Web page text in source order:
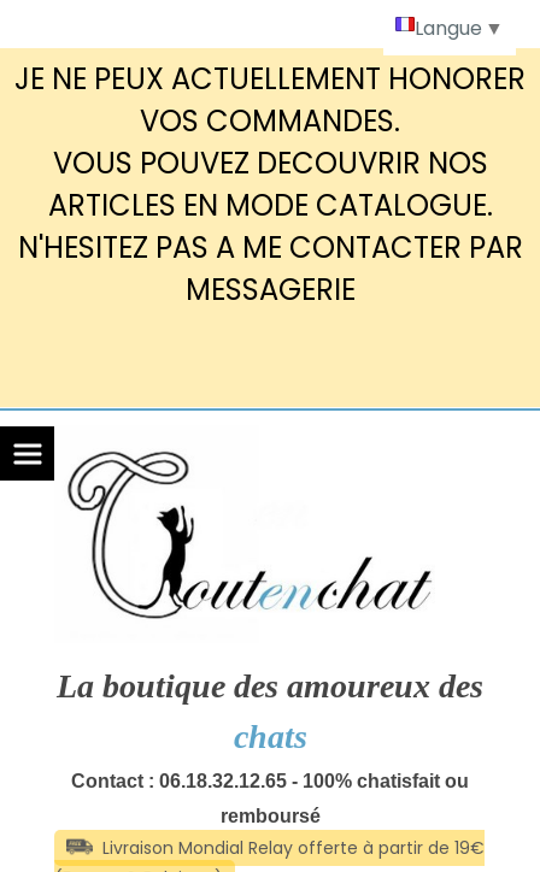
JE NE PEUX ACTUELLEMENT HONORER
VOS COMMANDES.
VOUS POUVEZ DECOUVRIR NOS
ARTICLES EN MODE CATALOGUE.
N'HESITEZ PAS A ME CONTACTER PAR
MESSAGERIE
La boutique des amoureux des
chats
Contact : 06.18.32.12.65 - 100% chatisfait ou
remboursé
Langue ▼